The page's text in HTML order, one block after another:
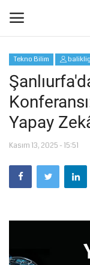
Giriş Yap
Anasayfa
Magazin
Spor
Tekno Bilim
Yapay
Kasım 13, 2025 - 15:51